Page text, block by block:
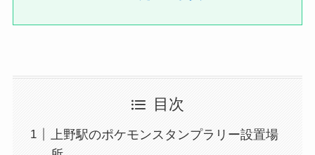
目次
上野駅のポケモンスタンプラリー設置場